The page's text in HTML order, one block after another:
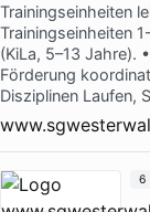
Trainingseinheiten
Trainingseinheiten
(KiLa, 5–13 Jahre).
Förderung
Disziplinen Laufen,
6